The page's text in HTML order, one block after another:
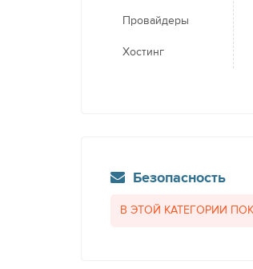
Провайдеры
Хостинг
Безопасность
В ЭТОЙ КАТЕГОРИИ